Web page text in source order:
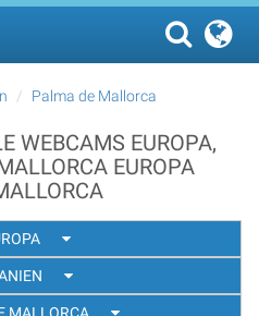
Palma de Mallorca
WEBCAMS EUROPA,
EUROPA